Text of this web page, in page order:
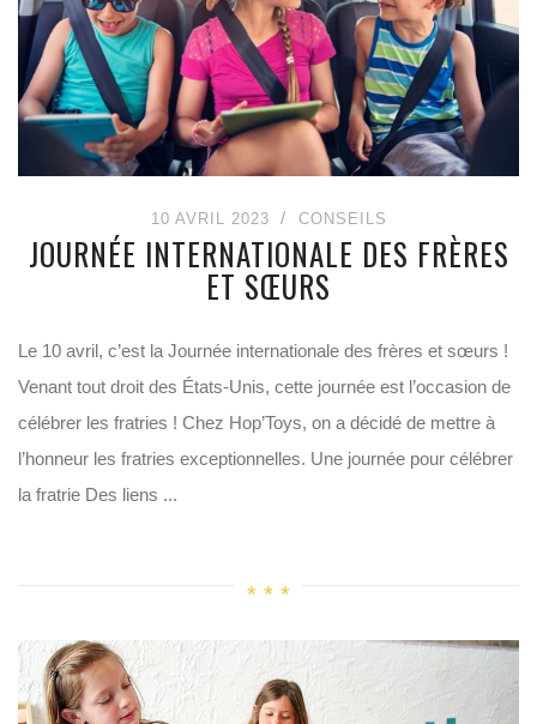
10 AVRIL 2023 CONSEILS
JOURNÉE INTERNATIONALE DES FRÈRES
ET SŒURS
Le 10 avril, c’est la Journée internationale des frères et sœurs !
Venant tout droit des États-Unis, cette journée est l’occasion de
célébrer les fratries ! Chez Hop’Toys, on a décidé de mettre à
l’honneur les fratries exceptionnelles. Une journée pour célébrer
la fratrie Des liens ...